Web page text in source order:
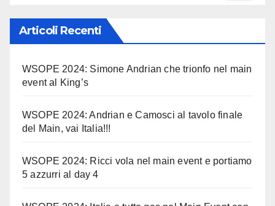
Articoli Recenti
WSOPE 2024: Simone Andrian che trionfo nel main
event al King’s
WSOPE 2024: Andrian e Camosci al tavolo finale
del Main, vai Italia!!!
WSOPE 2024: Ricci vola nel main event e portiamo
5 azzurri al day 4